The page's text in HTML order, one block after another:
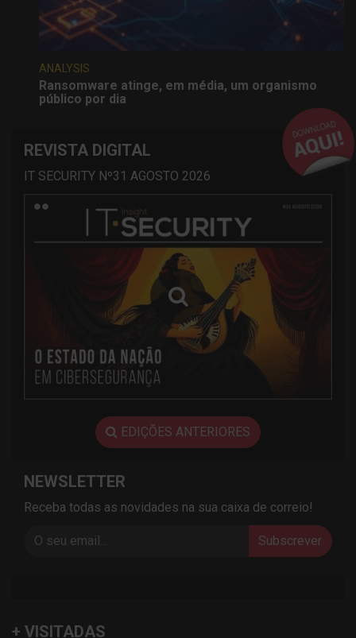
ANALYSIS
Ransomware atinge, em média, um organismo
público por dia
REVISTA DIGITAL
IT SECURITY Nº31 AGOSTO 2026
EDIÇÕES ANTERIORES
NEWSLETTER
Receba todas as novidades na sua caixa de correio!
Subscrever
+ VISITADAS